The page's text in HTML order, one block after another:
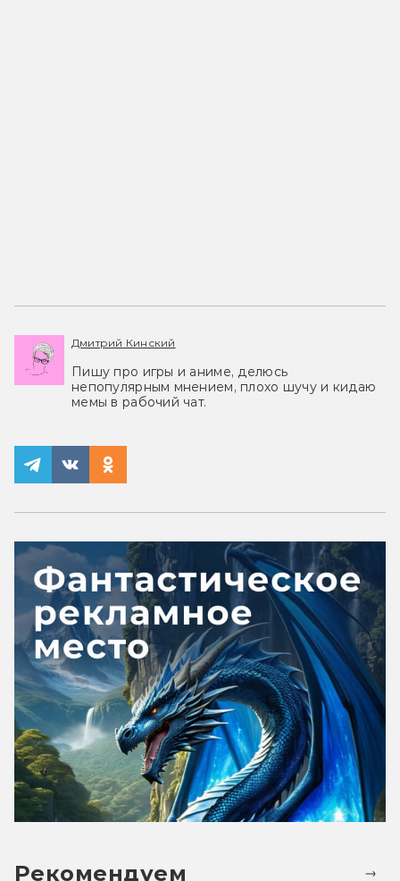
Дмитрий Кинский
Пишу про игры и аниме, делюсь
непопулярным мнением, плохо шучу и кидаю
мемы в рабочий чат.
Рекомендуем